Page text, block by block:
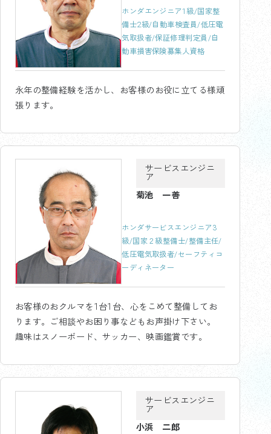
ホンダエンジニア1級/国家整
備士2級/自動車検査員/低圧電
気取扱者/保証修理判定員/自
動車損害保険募集人資格
永年の整備経験を活かし、お客様のお役に立てる様頑
張ります。
サービスエンジニ
ア
菊池 一善
ホンダサービスエンジニア3
級/国家２級整備士/整備主任/
低圧電気取扱者/セーフティコ
ーディネーター
お客様のおクルマを1台1台、心をこめて整備してお
ります。ご相談やお困り事などもお声掛け下さい。
趣味はスノーボード、サッカー、映画鑑賞です。
サービスエンジニ
ア
小浜 二郎